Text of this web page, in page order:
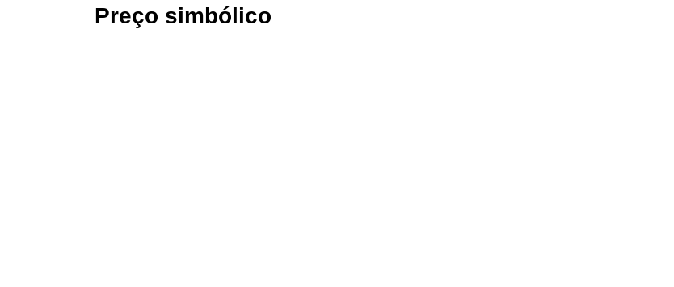
Preço simbólico